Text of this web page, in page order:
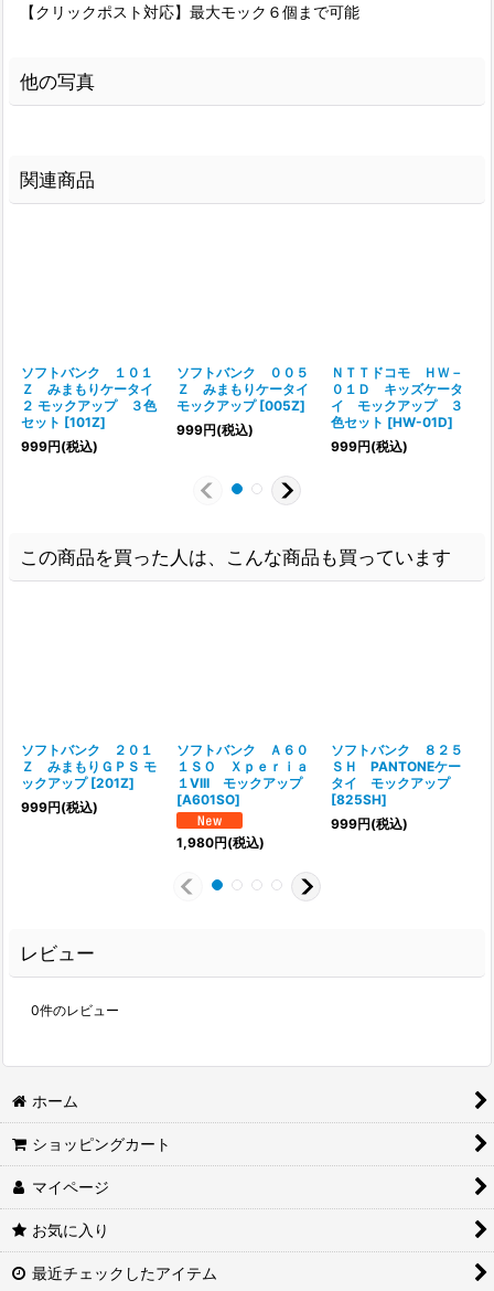
【クリックポスト対応】最大モック６個まで可能
他の写真
関連商品
ソフトバンク １０１
Ｚ みまもりケータイ
２ モックアップ ３色
セット [101Z]
999円(税込)
ソフトバンク ００５
Ｚ みまもりケータイ
モックアップ [005Z]
999円(税込)
ＮＴＴドコモ ＨＷ－
０１Ｄ キッズケータ
イ モックアップ ３
色セット [HW-01D]
999円(税込)
この商品を買った人は、こんな商品も買っています
ソフトバンク ２０１
Ｚ みまもりＧＰＳ モ
ックアップ [201Z]
999円(税込)
ソフトバンク Ａ６０
１ＳＯ Ｘｐｅｒｉａ
１VIII モックアップ
[A601SO]
1,980円(税込)
ソフトバンク ８２５
ＳＨ PANTONEケー
タイ モックアップ
[825SH]
999円(税込)
レビュー
0件のレビュー
ホーム
ショッピングカート
マイページ
お気に入り
最近チェックしたアイテム